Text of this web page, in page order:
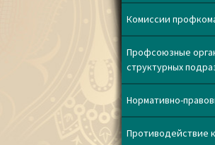
Комиссии
Профсоюзные
структурных
Нормативно-
Противодействие